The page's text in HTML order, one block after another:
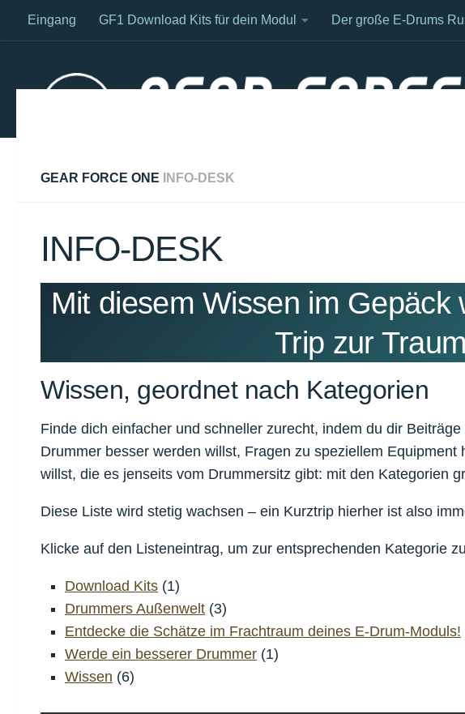
Unter dem Inhalt
Eingang GF1 Download Kits für dein Modul Der große E-Drums
GEAR FORCE ONE INFO-DESK
INFO-DESK
Mit diesem Wissen im Gepäck
Trip zur
Wissen, geordnet nach Kategorien
Finde dich einfacher und schneller zurecht, indem du dir
Drummer besser werden willst, Fragen zu speziellem
willst, die es jenseits vom Drummersitz gibt: mit den Kategorien
Diese Liste wird stetig wachsen – ein Kurztrip hierher ist also
Klicke auf den Listeneintrag, um zur entsprechenden Kategorie
Download Kits (1)
Drummers Außenwelt (3)
Entdecke die Schätze im Frachtraum deines E-Drum-Moduls!
Werde ein besserer Drummer (1)
Wissen (6)